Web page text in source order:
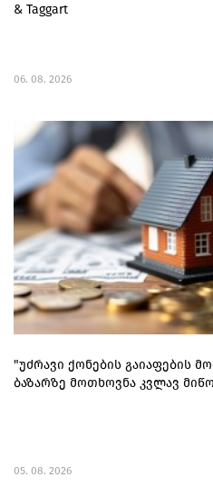
& Taggart
06. 08. 2026
"უძრავი ქონების გაიაფების
ბაზარზე მოთხოვნა კვლავ
05. 08. 2026